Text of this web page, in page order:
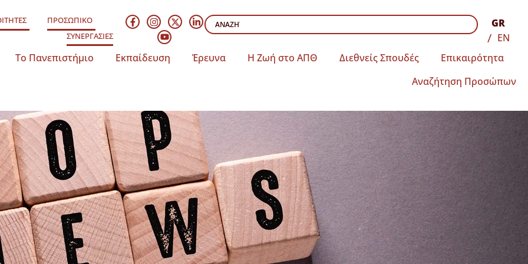
ΠΡΟΣΩΠΙΚΟ
ΣΥΝΕΡΓΑΣΙΕΣ
GR
EN
Το Πανεπιστήμιο
Εκπαίδευση Έρευνα Η Ζωή στο ΑΠΘ Διεθνείς Σπουδές
Επικαιρότητα
Αναζήτηση Προσώπων